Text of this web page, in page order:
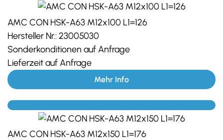
AMC CON HSK-A63 M12x100 L1=126
Hersteller Nr.: 23005030
Sonderkonditionen auf Anfrage
Lieferzeit auf Anfrage
Mehr Info
AMC CON HSK-A63 M12x150 L1=176